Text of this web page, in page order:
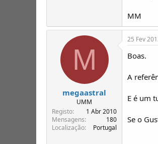
MM
M
megaastral
UMM
Registo
1 Abr 2010
Mensagens
180
Localização
Portugal
25 Fev
Boas.
A
E é um
Se o